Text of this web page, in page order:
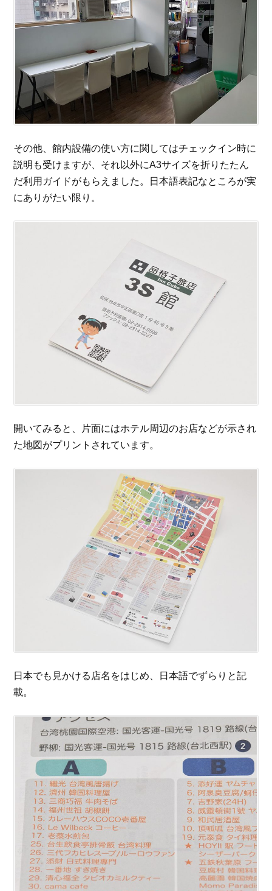
その他、館内設備の使い方に関してはチェックイン時に
説明も受けますが、それ以外にA3サイズを折りたたん
だ利用ガイドがもらえました。日本語表記なところが実
にありがたい限り。
開いてみると、片面にはホテル周辺のお店などが示され
た地図がプリントされています。
日本でも見かける店名をはじめ、日本語でずらりと記
載。